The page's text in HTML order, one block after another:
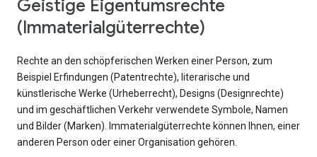
Geistige Eigentumsrechte
(Immaterialgüterrechte)
Rechte an den schöpferischen Werken einer Person, zum
Beispiel Erfindungen (Patentrechte), literarische und
künstlerische Werke (Urheberrecht), Designs (Designrechte)
und im geschäftlichen Verkehr verwendete Symbole, Namen
und Bilder (Marken). Immaterialgüterrechte können Ihnen, einer
anderen Person oder einer Organisation gehören.